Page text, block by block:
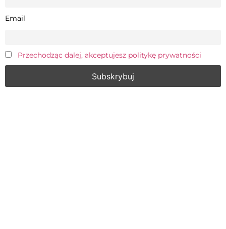
Email
Przechodząc dalej, akceptujesz politykę prywatności